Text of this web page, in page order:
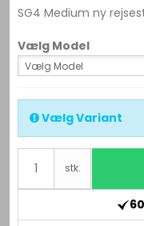
SG4 Medium ny
Vælg Model
Vælg Model
Vælg Variant
stk.